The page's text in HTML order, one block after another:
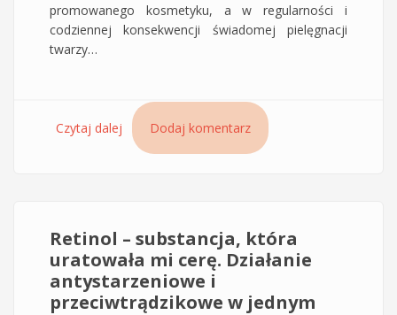
promowanego kosmetyku, a w regularności i
codziennej konsekwencji świadomej pielęgnacji
twarzy…
Czytaj dalej wpis Cztery tanie produkty, które pomagają mi
na pojedyncze wypryski, pryszcze na twarzy
Dodaj komentarz
Retinol – substancja, która
uratowała mi cerę. Działanie
antystarzeniowe i
przeciwtrądzikowe w jednym